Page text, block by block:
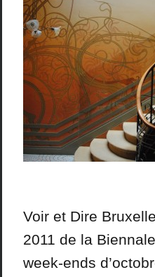
Voir et Dire
2011 de la
week-ends